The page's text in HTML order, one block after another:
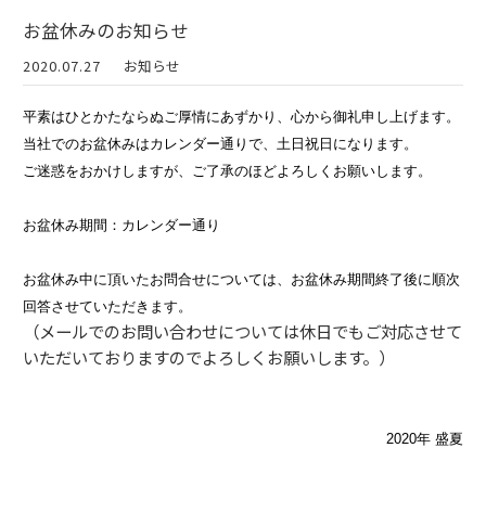
お盆休みのお知らせ
2020.07.27 お知らせ
平素はひとかたならぬご厚情にあずかり、心から御礼申し上げます。
当社でのお盆休みはカレンダー通りで、土日祝日になります。
ご迷惑をおかけしますが、ご了承のほどよろしくお願いします。
お盆休み期間： カレンダー通り
お盆休み中に頂いたお問合せについては、お盆休み期間終了後に順次
回答させていただきます。
（メールでのお問い合わせについては休日でもご対応させて
いただいておりますのでよろしくお願いします。）
2020年 盛夏